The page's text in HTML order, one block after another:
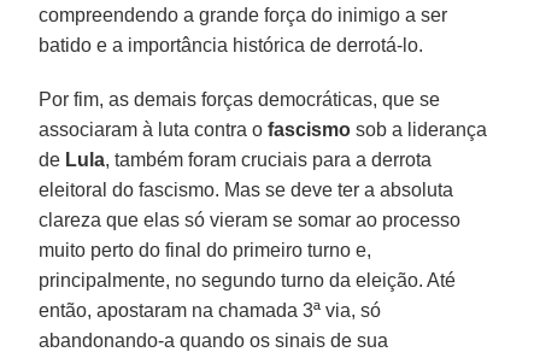
compreendendo a grande força do inimigo a ser
batido e a importância histórica de derrotá-lo.
Por fim, as demais forças democráticas, que se
associaram à luta contra ofascismo sob a liderança
de Lula, também foram cruciais para a derrota
eleitoral do fascismo. Mas se deve ter a absoluta
clareza que elas só vieram se somar ao processo
muito perto do final do primeiro turno e,
principalmente, no segundo turno da eleição. Até
então, apostaram na chamada 3ª via, só
abandonando-a quando os sinais de sua